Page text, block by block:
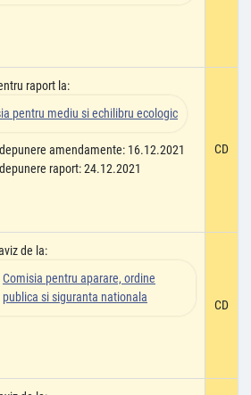
raport la:
pentru mediu si echilibru ecologic
amendamente: 16.12.2021
raport: 24.12.2021
CD
de la:
Comisia pentru aparare, ordine
publica si siguranta nationala
CD